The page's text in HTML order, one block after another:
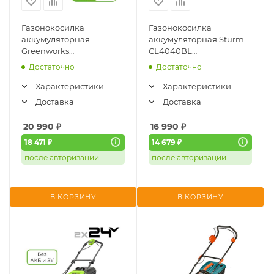
Газонокосилка
аккумуляторная
Greenworks
GD24X2LM361 (2x24V,
36см, бесщеточная, без
АКБ и ЗУ) 2520707
Достаточно
Характеристики
Доставка
20 990 ₽
18 471 ₽
после авторизации
В КОРЗИНУ
Газонокосилка
аккумуляторная Sturm
CL4040BL
(1BatterySystem18В, 36В,
40 см, бесщ, без АКБ и
ЗУ)
Достаточно
Характеристики
Доставка
16 990 ₽
14 679 ₽
после авторизации
В КОРЗИНУ